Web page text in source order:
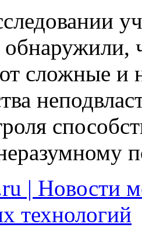
сложные и
| Новости
технологий